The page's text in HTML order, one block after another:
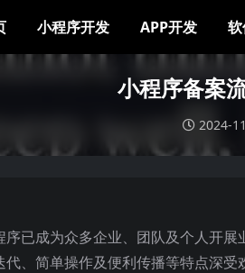
小程序开发 APP开发
小程序备案
2024-
序已成为众多企业、团队及个人开
、简单操作及便利传播等特点深